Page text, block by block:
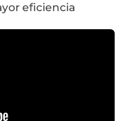
eficiencia